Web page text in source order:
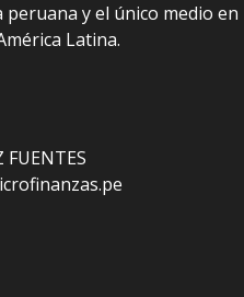
y el único medio en
Latina.
FUENTES